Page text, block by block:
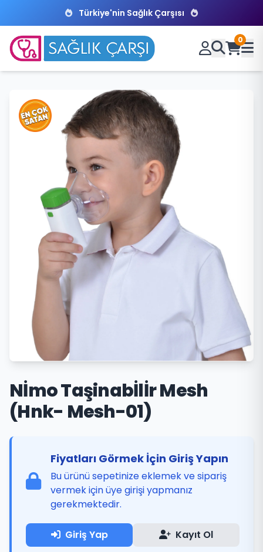
Türkiye'nin Sağlık Çarşısı
0
Nİmo Taşinabİlİr Mesh
(Hnk- Mesh-01)
Fiyatları Görmek İçin Giriş Yapın
Bu ürünü sepetinize eklemek ve sipariş
vermek için üye girişi yapmanız
gerekmektedir.
Giriş Yap Kayıt Ol